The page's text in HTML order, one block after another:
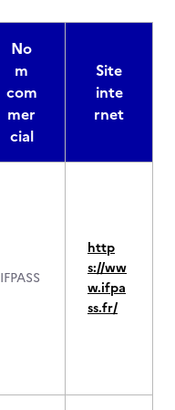
No
m
com
mer
cial
Site
inte
rnet
IFPASS
http
s://ww
w.ifpa
ss.fr/